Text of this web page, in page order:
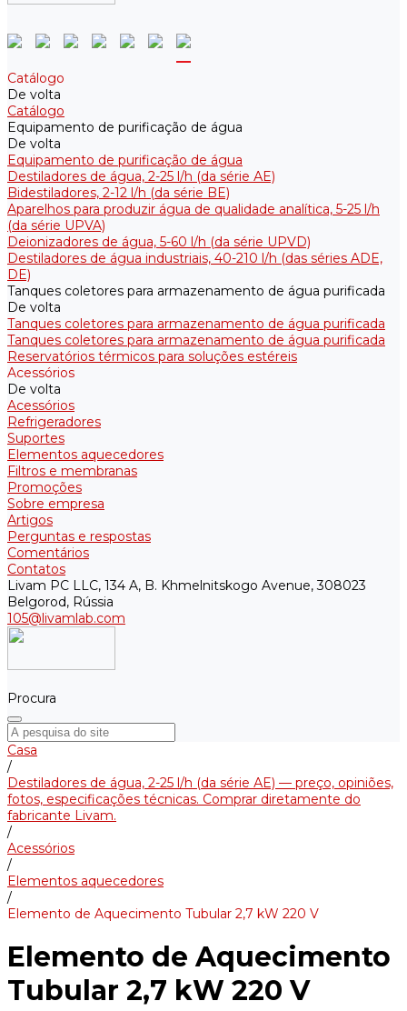
Catálogo
De volta
Catálogo
Equipamento de purificação de água
De volta
Equipamento de purificação de água
Destiladores de água, 2-25 l/h (da série АE)
Bidestiladores, 2-12 l/h (da série BE)
Aparelhos para produzir água de qualidade analítica, 5-25 l/h
(da série UPVA)
Deionizadores de água, 5-60 l/h (da série UPVD)
Destiladores de água industriais, 40-210 l/h (das séries ADE,
DE)
Tanques coletores para armazenamento de água purificada
De volta
Tanques coletores para armazenamento de água purificada
Tanques coletores para armazenamento de água purificada
Reservatórios térmicos para soluções estéreis
Acessórios
De volta
Acessórios
Refrigeradores
Suportes
Elementos aquecedores
Filtros e membranas
Promoções
Sobre empresa
Artigos
Perguntas e respostas
Comentários
Contatos
Livam PC LLC, 134 A, B. Khmelnitskogo Avenue, 308023
Belgorod, Rússia
105@livamlab.com
Procura
Casa
/
Destiladores de água, 2-25 l/h (da série АE) — preço, opiniões,
fotos, especificações técnicas. Comprar diretamente do
fabricante Livam.
/
Acessórios
/
Elementos aquecedores
/
Elemento de Aquecimento Tubular 2,7 kW 220 V
Elemento de Aquecimento
Tubular 2,7 kW 220 V